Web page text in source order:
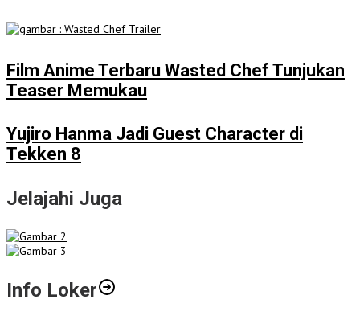
Film Anime Terbaru Wasted Chef Tunjukan
Teaser Memukau
Yujiro Hanma Jadi Guest Character di
Tekken 8
Jelajahi Juga
Info Loker